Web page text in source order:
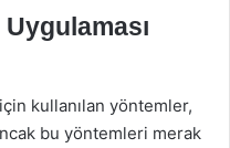
kullanılan yöntemler,
bu yöntemleri merak